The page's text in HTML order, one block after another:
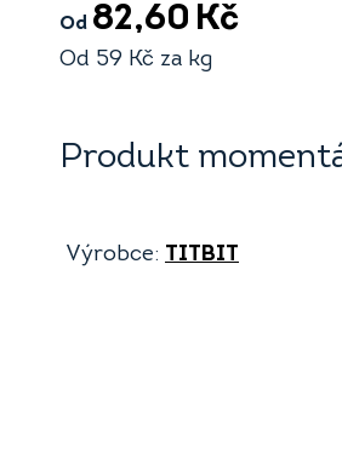
Od 82,60 Kč
Od 59 Kč za kg
Produkt
Výrobce: TITBIT